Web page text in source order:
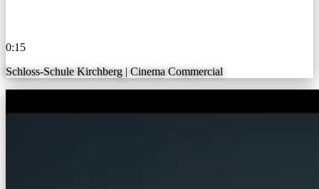
0:15
Schloss-Schule Kirchberg | Cinema Commercial